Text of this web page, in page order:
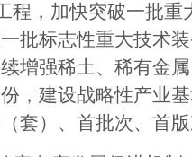
程，加快突破一批
批标志性重大技术
增强稀土、稀有金
，建设战略性产业
套）、首批次、首